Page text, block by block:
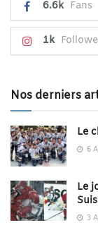
6.6k Fans
1k
Nos derniers
Le
6
Le
3